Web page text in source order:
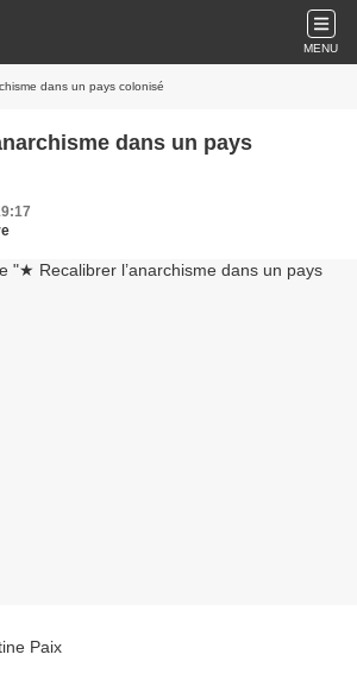
MENU
dans un pays colonisé
dans un pays